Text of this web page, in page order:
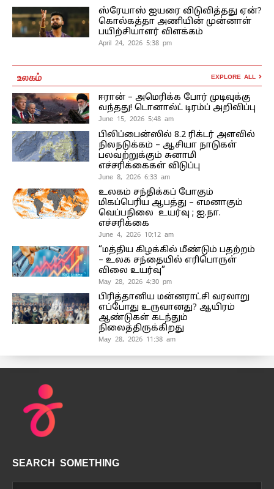
ஸ்ரேயாஸ் ஐயரை விடுவித்தது ஏன்?
கொல்கத்தா அணியின் முன்னாள்
பயிற்சியாளர் விளக்கம்
April 24, 2026 5:38 pm
உலகம் EXPLORE ALL
ஈரான் – அமெரிக்க போர் முடிவுக்கு
வந்தது! டொனால்ட் டிரம்ப் அறிவிப்பு
June 15, 2026 5:48 am
பிலிப்பைன்ஸில் 8.2 ரிக்டர் அளவில்
நிலநடுக்கம் – ஆசியா நாடுகள்
பலவற்றுக்கும் சுனாமி
எச்சரிக்கைகள் விடுப்பு
June 8, 2026 6:33 am
உலகம் சந்திக்கப் போகும்
மிகப்பெரிய ஆபத்து – எமனாகும்
வெப்பநிலை உயர்வு ; ஐ.நா.
எச்சரிக்கை
June 4, 2026 10:12 am
“மத்திய கிழக்கில் மீண்டும் பதற்றம்
– உலக சந்தையில் எரிபொருள்
விலை உயர்வு”
May 28, 2026 4:30 pm
பிரித்தானிய மன்னராட்சி வரலாறு
எப்போது உருவானது? ஆயிரம்
ஆண்டுகள் கடந்தும்
நிலைத்திருக்கிறது
May 28, 2026 11:38 am
SEARCH SOMETHING